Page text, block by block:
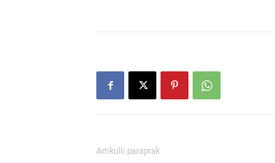
Artikulli paraprak